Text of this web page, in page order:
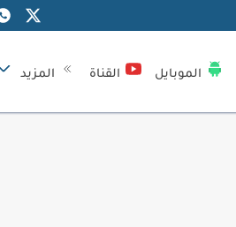
الموبايل القناة المزيد